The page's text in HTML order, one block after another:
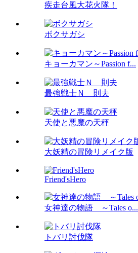
疾走台風大花火隊！
ボクサガシ
キョーカマン～Passion f...
最強戦士Ｎ 則夫
天使と悪魔の天秤
大妖精の冒険リメイク版
Friend'sHero
女神達の物語 ～Tales o...
トバリ討伐隊